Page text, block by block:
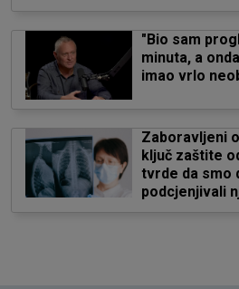
"Bio sam
minuta, a
imao vrlo
Zaboravljeni
ključ zaštite
tvrde da smo
podcjenjivali